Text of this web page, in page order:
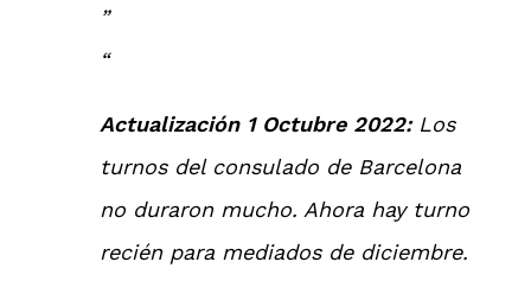
Actualización 1 Octubre 2022:Los
turnos del consulado de Barcelona
no duraron mucho. Ahora hay turno
recién para mediados de diciembre.